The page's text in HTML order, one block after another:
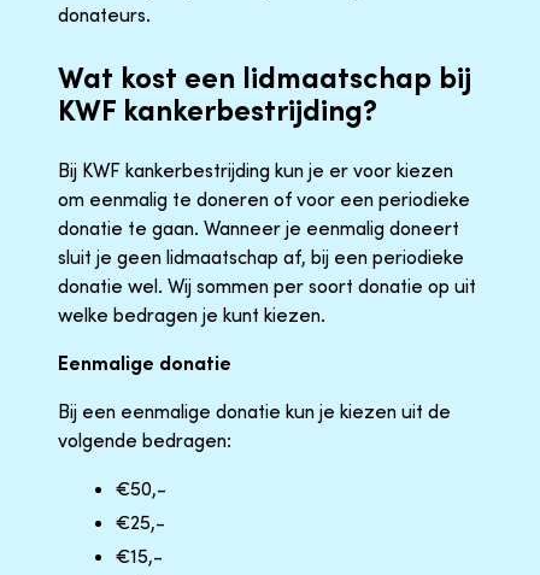
donateurs.
Wat kost een lidmaatschap bij
KWF kankerbestrijding?
Bij KWF kankerbestrijding kun je er voor kiezen
om eenmalig te doneren of voor een periodieke
donatie te gaan. Wanneer je eenmalig doneert
sluit je geen lidmaatschap af, bij een periodieke
donatie wel. Wij sommen per soort donatie op uit
welke bedragen je kunt kiezen.
Eenmalige donatie
Bij een eenmalige donatie kun je kiezen uit de
volgende bedragen:
€50,-
€25,-
€15,-